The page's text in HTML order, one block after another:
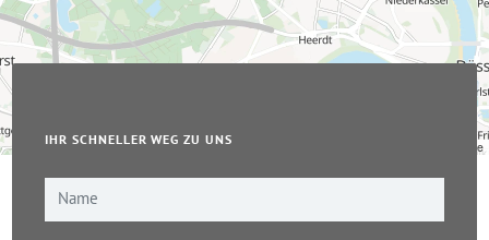
© OpenStreetMap-Mitwirkende
IHR SCHNELLER WEG ZU UNS